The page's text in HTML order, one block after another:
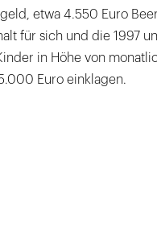
etwa 4.550 Euro
für sich und die 1997
in Höhe von
Euro einklagen.